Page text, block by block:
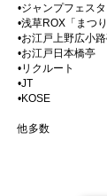
•ジャンプフェスタ
•浅草ROX「まつ
•お江戸上野広小
•お江戸日本橋亭
•リクルート
•JT
•KOSE
他多数